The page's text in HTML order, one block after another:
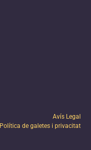
Avís Legal
Política de galetes i privacitat